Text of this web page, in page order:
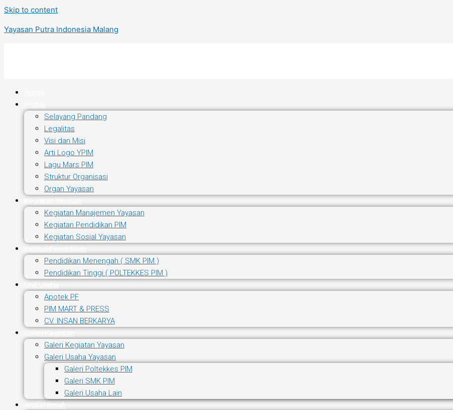
Skip to content
Yayasan Putra Indonesia Malang
Selayang Pandang
Legalitas
Visi dan Misi
Arti Logo YPIM
Lagu Mars PIM
Struktur Organisasi
Organ Yayasan
Kegiatan Manajemen Yayasan
Kegiatan Pendidikan PIM
Kegiatan Sosial Yayasan
Pendidikan Menengah ( SMK PIM )
Pendidikan Tinggi ( POLTEKKES PIM )
Apotek PF
PIM MART & PRESS
CV. INSAN BERKARYA
Galeri Kegiatan Yayasan
Galeri Usaha Yayasan
Galeri Poltekkes PIM
Galeri SMK PIM
Galeri Usaha Lain
Artikel Ilmiah